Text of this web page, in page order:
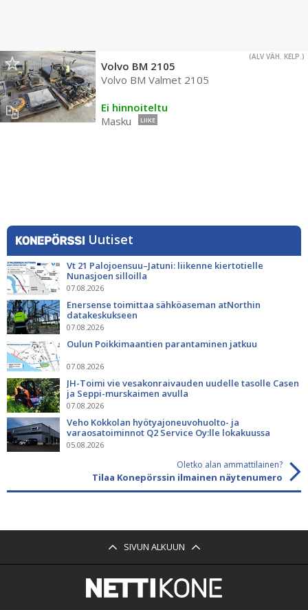
(ALV VÄH. KELP.)
Volvo BM 2105
Volvo BM Valmet 2105
Ei hinnoiteltu
Masku
LIIKE
Uutiset
Vt 21 Palojoensuu–Jatuni: liikenne kiertotielle
Nunasjoen silloilla
07.08.2026
Enersense toimittaa sähköaseman atNorthin
datakeskukseen
07.08.2026
Oulun Poikkimaantien parantaminen jatkuu
07.08.2026
JH-Toimi vie vesakonraivauden uudelle tasolle Casen
ja Seppi-murskaimen avulla
07.08.2026
Veho Kokkolan hyötyajoneuvohuolto- ja
varaosatoiminnot Q2 Service Oy:lle lokakuussa
05.08.2026
Oletko alan ammattilainen?
Tilaa Konepörssin ilmainen näytenumero
SIVUN ALKUUN